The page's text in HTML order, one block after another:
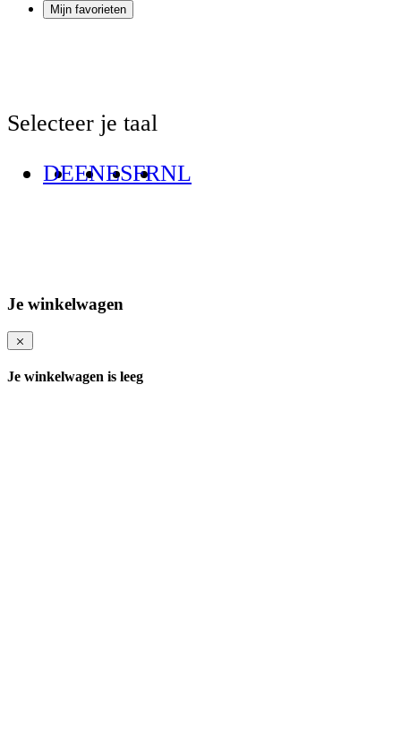
Mijn favorieten
Selecteer je taal
DEENESFRNL
Je winkelwagen
Je winkelwagen is leeg